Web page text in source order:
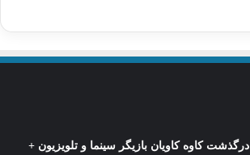
درگذشت کاوه کاویان بازیگر سینما و تلویزیون +